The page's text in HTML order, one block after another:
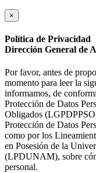
×
Política de Privacidad
Dirección General de
Por favor, antes de
momento para leer la
informamos, de
Protección de Datos
Obligados
Protección de Datos
como por los
en Posesión de la
(LPDUNAM), sobre
personal.